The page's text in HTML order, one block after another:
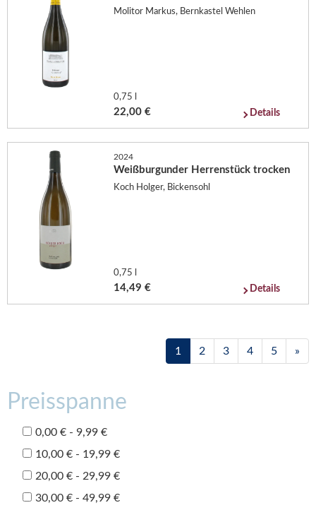
Molitor Markus, Bernkastel Wehlen
0,75 l
22,00 € Details
2024
Weißburgunder Herrenstück trocken
Koch Holger, Bickensohl
0,75 l
14,49 € Details
1 2 3 4 5 »
Preisspanne
0,00 € - 9,99 €
10,00 € - 19,99 €
20,00 € - 29,99 €
30,00 € - 49,99 €